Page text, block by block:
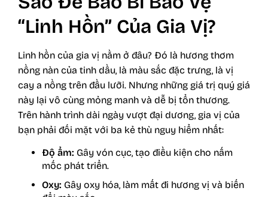
“Linh Hồn” Của Gia Vị?
Linh hồn của gia vị nằm ở đâu? Đó là hương thơm
nồng nàn của tinh dầu, là màu sắc đặc trưng, là vị
cay a nồng trên đầu lưỡi. Nhưng những giá trị quý giá
này lại vô cùng mỏng manh và dễ bị tổn thương.
Trên hành trình dài ngày vượt đại dương, gia vị của
bạn phải đối mặt với ba kẻ thù nguy hiểm nhất:
Độ ẩm: Gây vón cục, tạo điều kiện cho nấm
mốc phát triển.
Oxy: Gây oxy hóa, làm mất đi hương vị và biến